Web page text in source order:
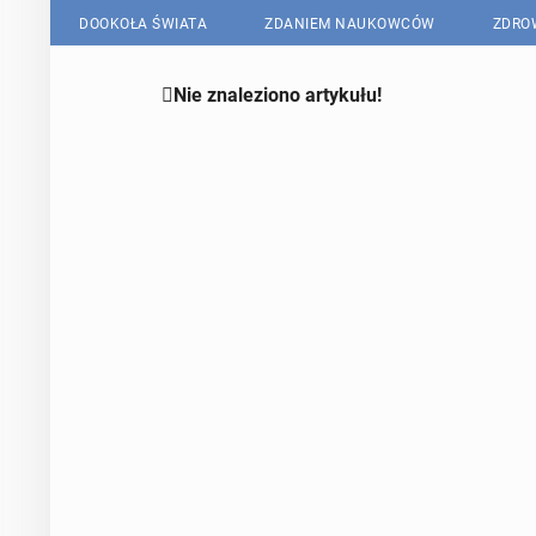
DOOKOŁA ŚWIATA ZDANIEM NAUKOWCÓW
Nie znaleziono artykułu!